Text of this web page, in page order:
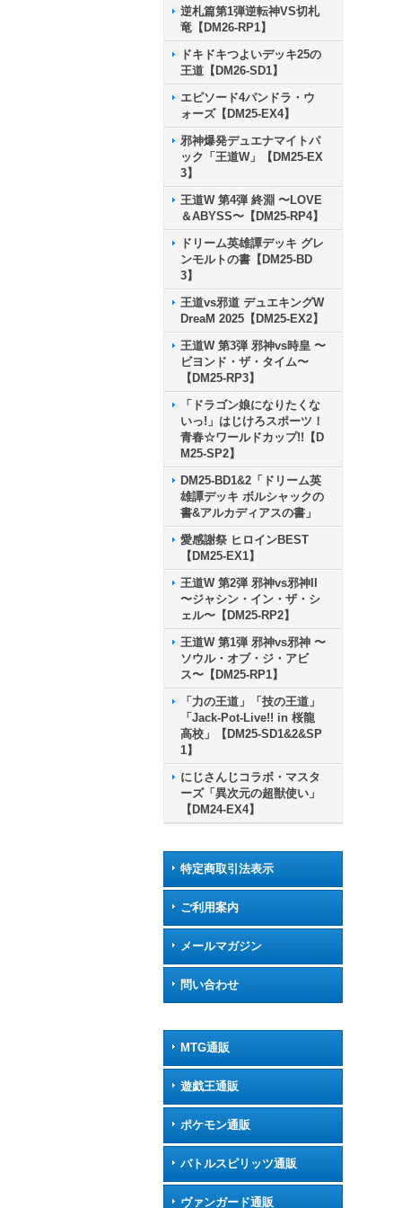
逆札篇第1弾逆転神VS切札
竜【DM26-RP1】
ドキドキつよいデッキ25の
王道【DM26-SD1】
エピソード4パンドラ・ウ
ォーズ【DM25-EX4】
邪神爆発デュエナマイトパ
ック「王道W」【DM25-EX
3】
王道W 第4弾 終淵 〜LOVE
＆ABYSS〜【DM25-RP4】
ドリーム英雄譚デッキ グレ
ンモルトの書【DM25-BD
3】
王道vs邪道 デュエキングW
DreaM 2025【DM25-EX2】
王道W 第3弾 邪神vs時皇 〜
ビヨンド・ザ・タイム〜
【DM25-RP3】
「ドラゴン娘になりたくな
いっ!」はじけろスポーツ！
青春☆ワールドカップ!!【D
M25-SP2】
DM25-BD1&2「ドリーム英
雄譚デッキ ボルシャックの
書&アルカディアスの書」
愛感謝祭 ヒロインBEST
【DM25-EX1】
王道W 第2弾 邪神vs邪神II
〜ジャシン・イン・ザ・シ
ェル〜【DM25-RP2】
王道W 第1弾 邪神vs邪神 〜
ソウル・オブ・ジ・アビ
ス〜【DM25-RP1】
「力の王道」「技の王道」
「Jack-Pot-Live!! in 桜龍
高校」【DM25-SD1&2&SP
1】
にじさんじコラボ・マスタ
ーズ「異次元の超獣使い」
【DM24-EX4】
特定商取引法表示
ご利用案内
メールマガジン
問い合わせ
MTG通販
遊戯王通販
ポケモン通販
バトルスピリッツ通販
ヴァンガード通販